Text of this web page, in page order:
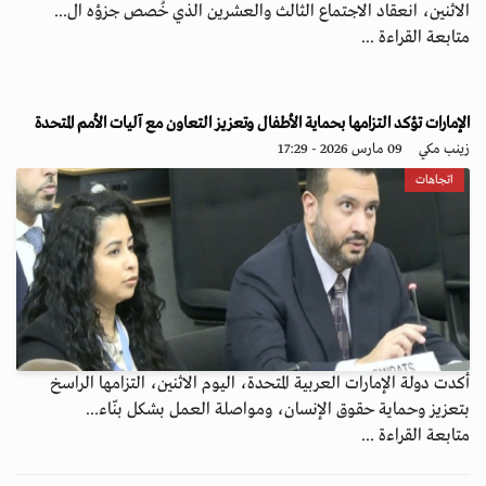
الاثنين، انعقاد الاجتماع الثالث والعشرين الذي خُصص جزؤه ال...
متابعة القراءة ...
الإمارات تؤكد التزامها بحماية الأطفال وتعزيز التعاون مع آليات الأمم المتحدة
زينب مكي 09 مارس 2026 - 17:29
اتجاهات
أكدت دولة الإمارات العربية المتحدة، اليوم الاثنين، التزامها الراسخ
بتعزيز وحماية حقوق الإنسان، ومواصلة العمل بشكل بنّاء...
متابعة القراءة ...